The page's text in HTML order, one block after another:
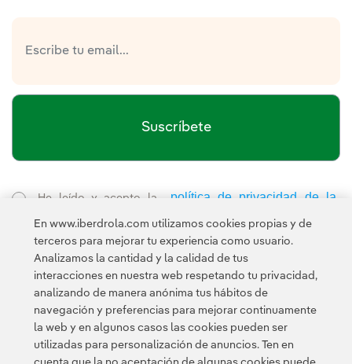
Suscríbete
He leído y acepto la
política de privacidad de la
Newsletter
Enlace externo, se abre en ventana nueva.
Esta página está protegida por reCAPTCHA y se aplican la
Política de privacidad y los
En www.iberdrola.com utilizamos cookies propias y de
terceros para mejorar tu experiencia como usuario.
Analizamos la cantidad y la calidad de tus
interacciones en nuestra web respetando tu privacidad,
analizando de manera anónima tus hábitos de
navegación y preferencias para mejorar continuamente
la web y en algunos casos las cookies pueden ser
utilizadas para personalización de anuncios. Ten en